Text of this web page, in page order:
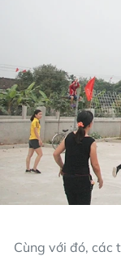
Cùng với đó, các